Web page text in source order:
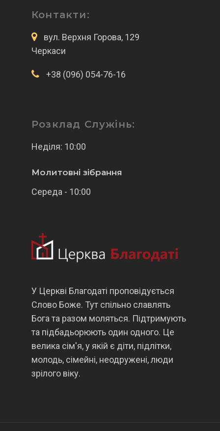
Контакти:
вул. Верхня Горова, 129
Черкаси
+38 (096) 054-76-16
Розклад Служінь:
Неділя: 10:00
Молитовні зібрання
Середа - 10:00
У Церкві Благодаті проповідується
Слово Боже. Тут спільно славлять
Бога та разом моляться. Підтримують
та підбадьорюють один одного. Це
велика сім'я, у якій є діти, підлітки,
молодь, сімейні, неодружені, люди
зрілого віку.